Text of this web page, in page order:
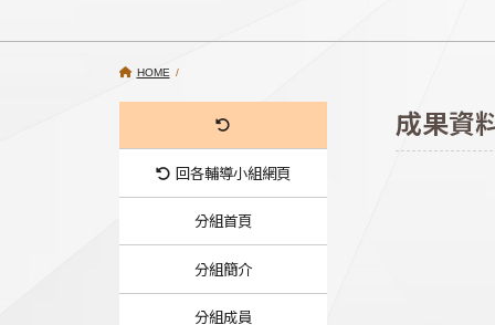
HOME /
回各輔導小組網頁
分組首頁
分組簡介
分組成員
成果資